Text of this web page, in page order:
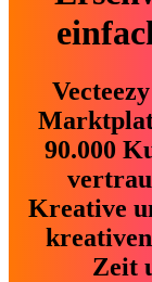
90.000
Kreative
Zeit